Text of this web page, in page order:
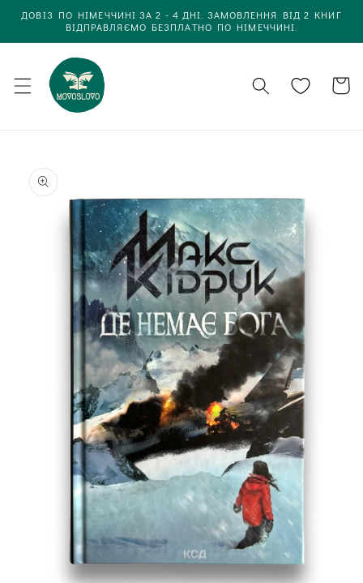
до
вмісту
ДОВІЗ ПО НІМЕЧЧИНІ ЗА 2 - 4 ДНІ. ЗАМОВЛЕННЯ ВІД 2 КНИГ
ВІДПРАВЛЯЄМО БЕЗПЛАТНО ПО НІМЕЧЧИНІ.
Кошик
інформації
про товар